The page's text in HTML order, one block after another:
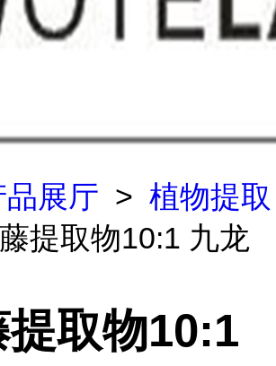
品展厅 > 植物提取
提取物10:1 九龙
提取物10:1